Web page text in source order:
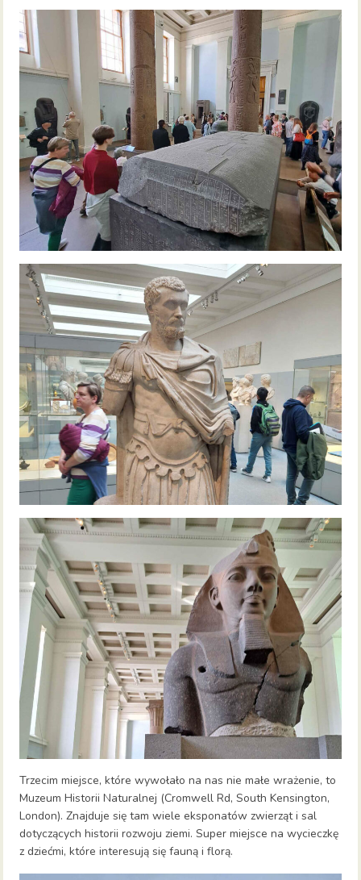
Trzecim miejsce, które wywołało na nas nie małe wrażenie, to
Muzeum Historii Naturalnej (Cromwell Rd, South Kensington,
London). Znajduje się tam wiele eksponatów zwierząt i sal
dotyczących historii rozwoju ziemi. Super miejsce na wycieczkę
z dziećmi, które interesują się fauną i florą.